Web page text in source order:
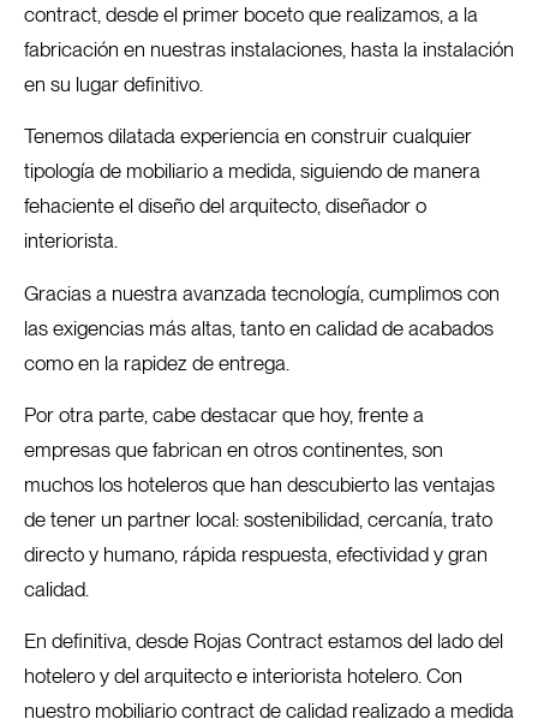
contract, desde el primer boceto que realizamos, a la
fabricación en nuestras instalaciones, hasta la instalación
en su lugar definitivo.
Tenemos dilatada experiencia en construir cualquier
tipología de mobiliario a medida, siguiendo de manera
fehaciente el diseño del arquitecto, diseñador o
interiorista.
Gracias a nuestra avanzada tecnología, cumplimos con
las exigencias más altas, tanto en calidad de acabados
como en la rapidez de entrega.
Por otra parte, cabe destacar que hoy, frente a
empresas que fabrican en otros continentes, son
muchos los hoteleros que han descubierto las ventajas
de tener un partner local: sostenibilidad, cercanía, trato
directo y humano, rápida respuesta, efectividad y gran
calidad.
En definitiva, desde Rojas Contract estamos del lado del
hotelero y del arquitecto e interiorista hotelero. Con
nuestro mobiliario contract de calidad realizado a medida